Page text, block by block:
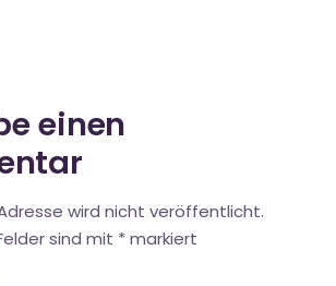
einen
wird nicht veröffentlicht.
sind mit * markiert